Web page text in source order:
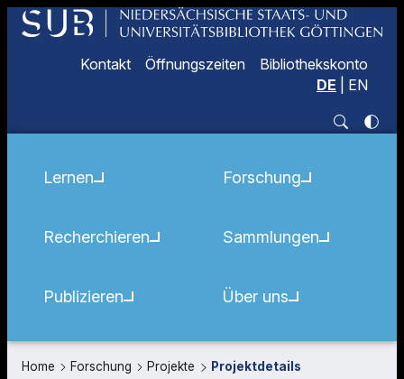
Kontakt Öffnungszeiten
Bibliothekskonto
DE
EN
Lernen
Recherchieren
Publizieren
Forschung
Sammlungen
Über uns
Home Forschung Projekte Projektdetails